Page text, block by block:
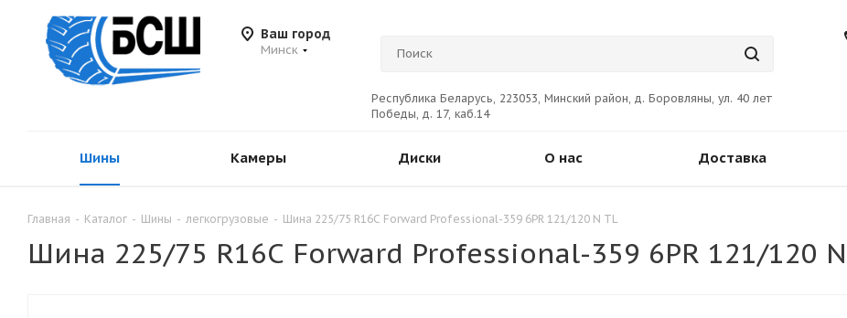
Ваш город
Минск
Республика Беларусь, 223053, Минский район, д. Боровляны, ул. 40 лет
Победы, д. 17, каб.14
Шины Камеры Диски О нас Доставка
Главная - Каталог - Шины - легкогрузовые - Шина 225/75 R16С Forward Professional-359 6PR 121/120 N TL
Шина 225/75 R16С Forward Professional-359 6PR 121/120